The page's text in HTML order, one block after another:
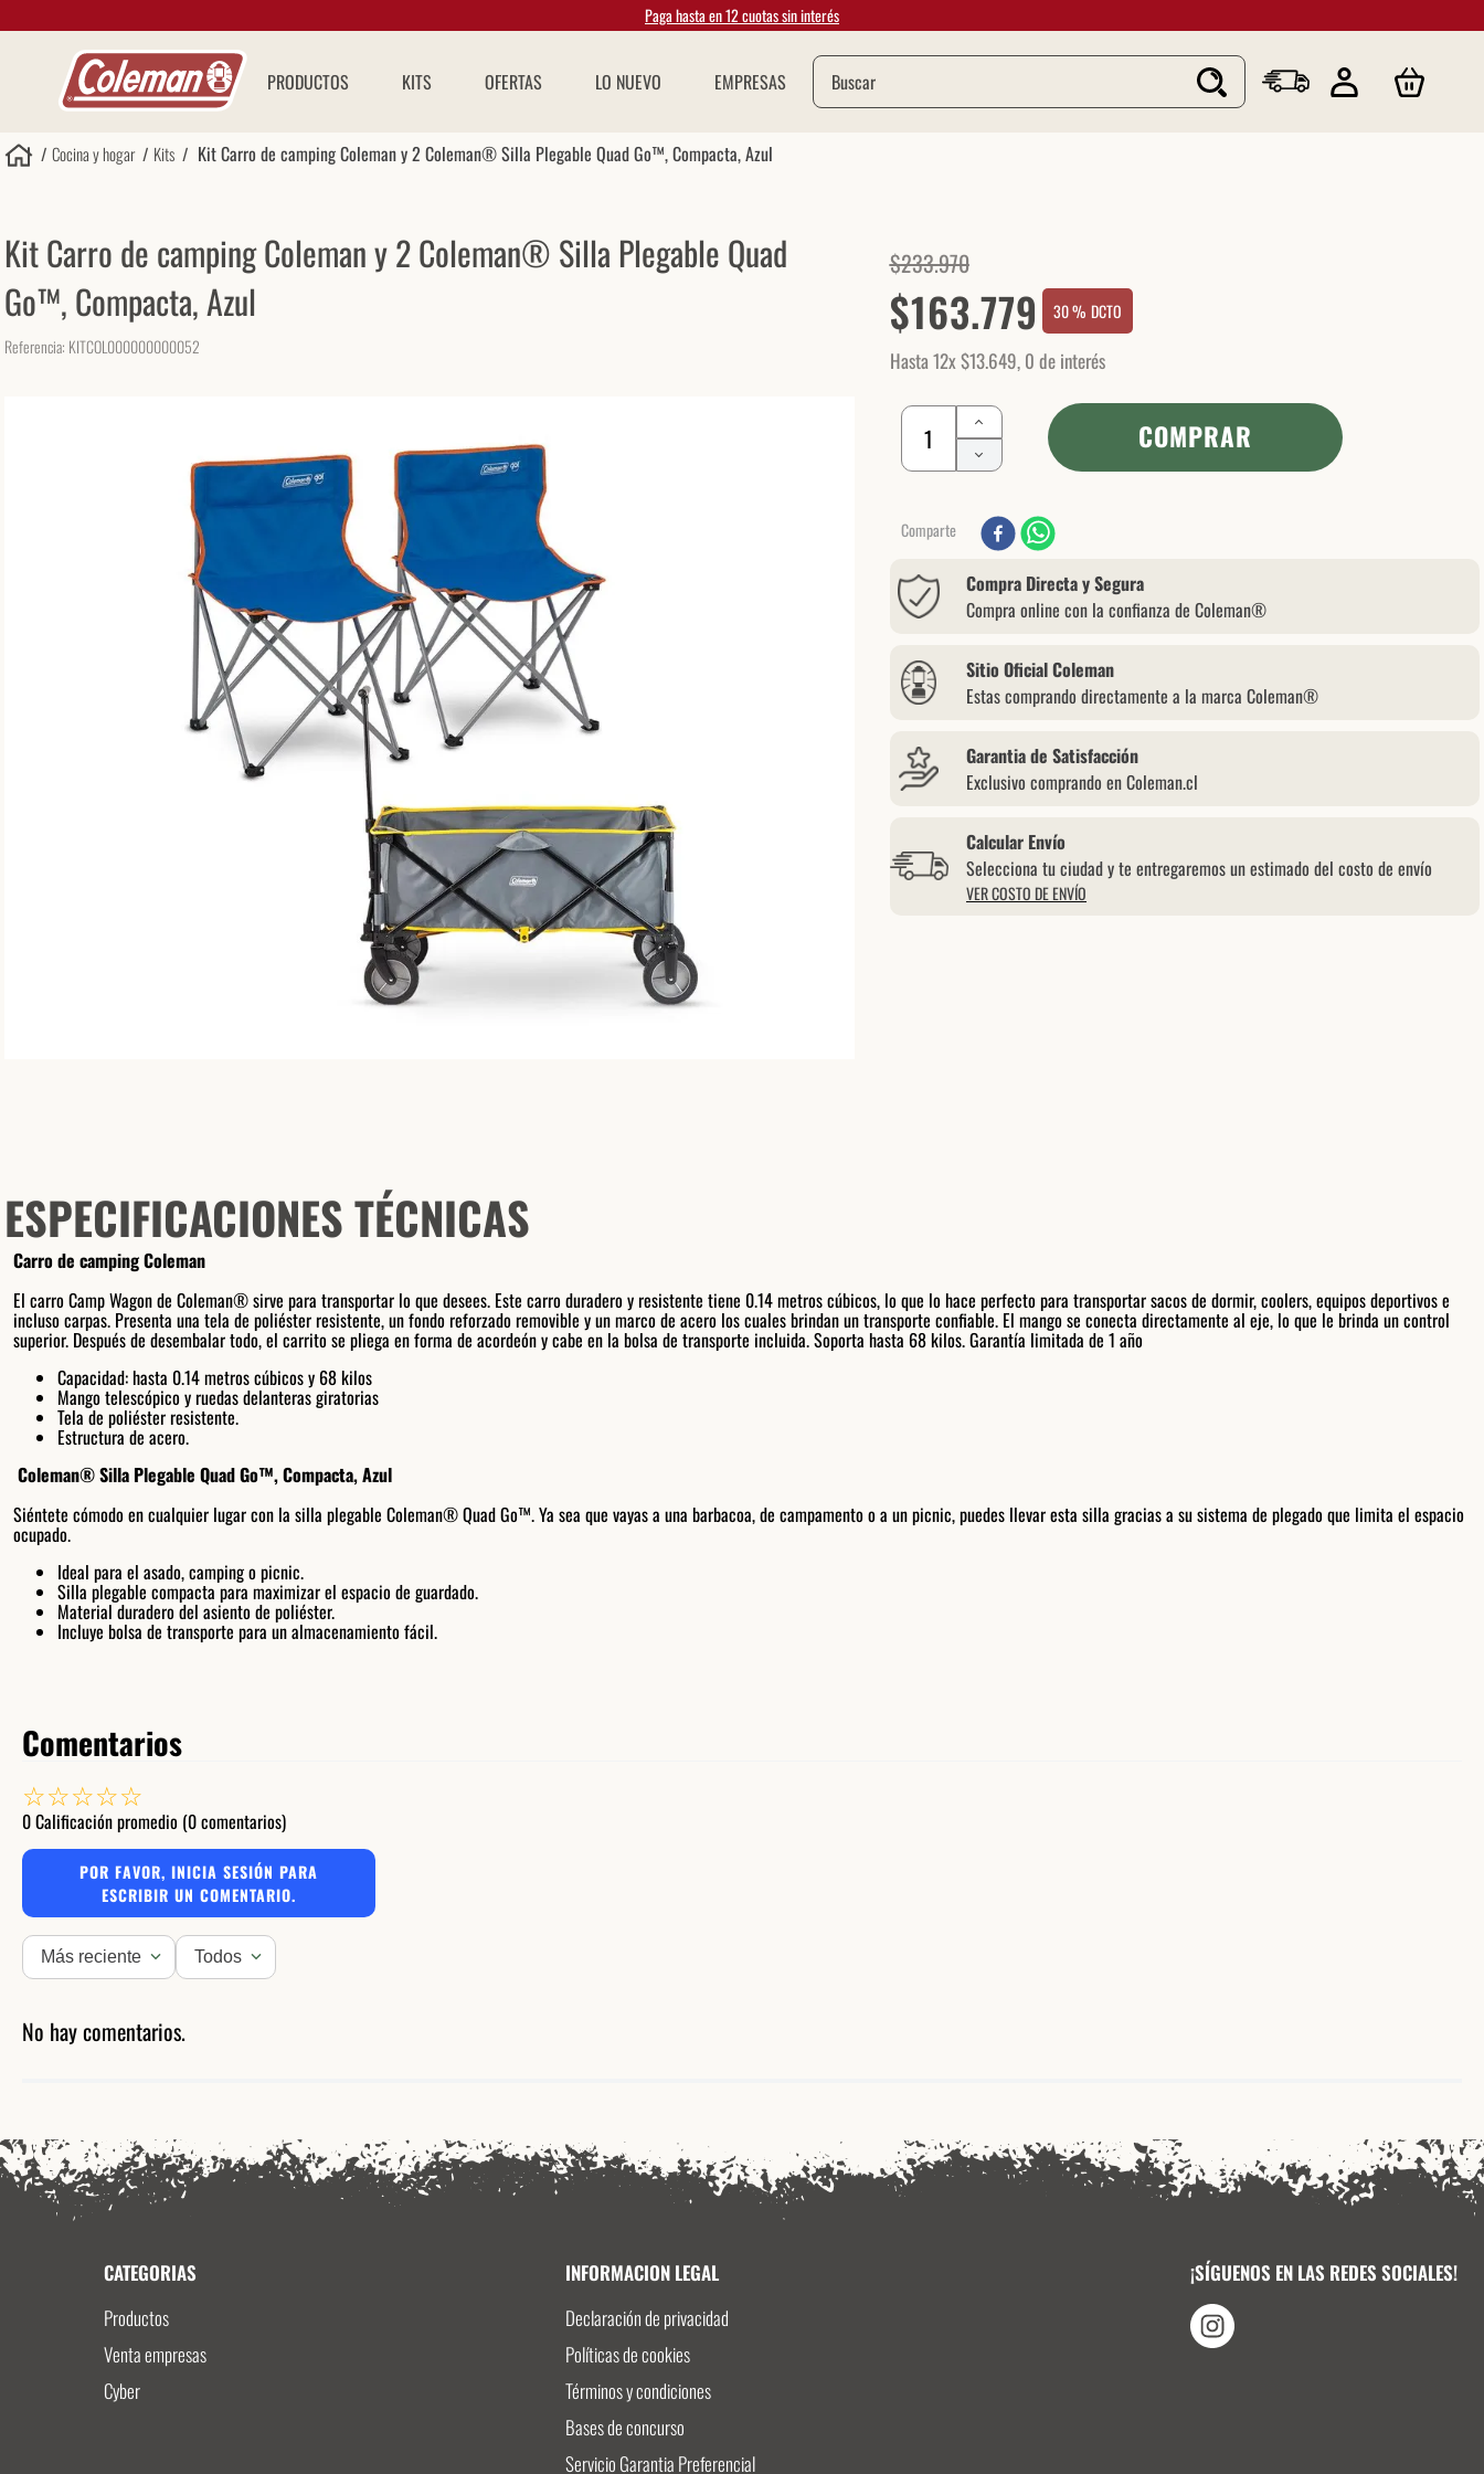
Paga hasta en 12 cuotas sin interés
PRODUCTOS KITS OFERTAS LO NUEVO EMPRESAS
Buscar
Cocina y hogar Kits Kit Carro de camping Coleman y 2 Coleman® Silla Plegable Quad Go™, Compacta, Azul
Kit Carro de camping Coleman y 2 Coleman® Silla Plegable Quad
Go™, Compacta, Azul
Referencia: KITCOL000000000052
$233.970
$163.779 30 % DCTO
Hasta 12x$13.649, 0 de interés
COMPRAR
Comparte
Compra Directa y Segura
Compra online con la confianza de Coleman®
Sitio Oficial Coleman
Estas comprando directamente a la marca Coleman®
Garantia de Satisfacción
Exclusivo comprando en Coleman.cl
Calcular Envío
Selecciona tu ciudad y te entregaremos un estimado del costo de envío
VER COSTO DE ENVÍO
ESPECIFICACIONES TÉCNICAS
Carro de camping Coleman
El carro Camp Wagon de Coleman® sirve para transportar lo que desees. Este carro duradero y resistente tiene 0.14 metros cúbicos, lo que lo hace perfecto para transportar sacos de dormir, coolers, equipos deportivos e
incluso carpas. Presenta una tela de poliéster resistente, un fondo reforzado removible y un marco de acero los cuales brindan un transporte confiable. El mango se conecta directamente al eje, lo que le brinda un control
superior. Después de desembalar todo, el carrito se pliega en forma de acordeón y cabe en la bolsa de transporte incluida. Soporta hasta 68 kilos. Garantía limitada de 1 año
Capacidad: hasta 0.14 metros cúbicos y 68 kilos
Mango telescópico y ruedas delanteras giratorias
Tela de poliéster resistente.
Estructura de acero.
Coleman® Silla Plegable Quad Go™, Compacta, Azul
Siéntete cómodo en cualquier lugar con la silla plegable Coleman® Quad Go™. Ya sea que vayas a una barbacoa, de campamento o a un picnic, puedes llevar esta silla gracias a su sistema de plegado que limita el espacio
ocupado.
Ideal para el asado, camping o picnic.
Silla plegable compacta para maximizar el espacio de guardado.
Material duradero del asiento de poliéster.
Incluye bolsa de transporte para un almacenamiento fácil.
Comentarios
☆☆☆☆☆
0 Calificación promedio (0 comentarios)
POR FAVOR, INICIA SESIÓN PARA
ESCRIBIR UN COMENTARIO.
Más reciente Todos
No hay comentarios.
CATEGORIAS
Productos
Venta empresas
Cyber
INFORMACION LEGAL
Declaración de privacidad
Políticas de cookies
Términos y condiciones
Bases de concurso
Servicio Garantia Preferencial
¡SÍGUENOS EN LAS REDES SOCIALES!